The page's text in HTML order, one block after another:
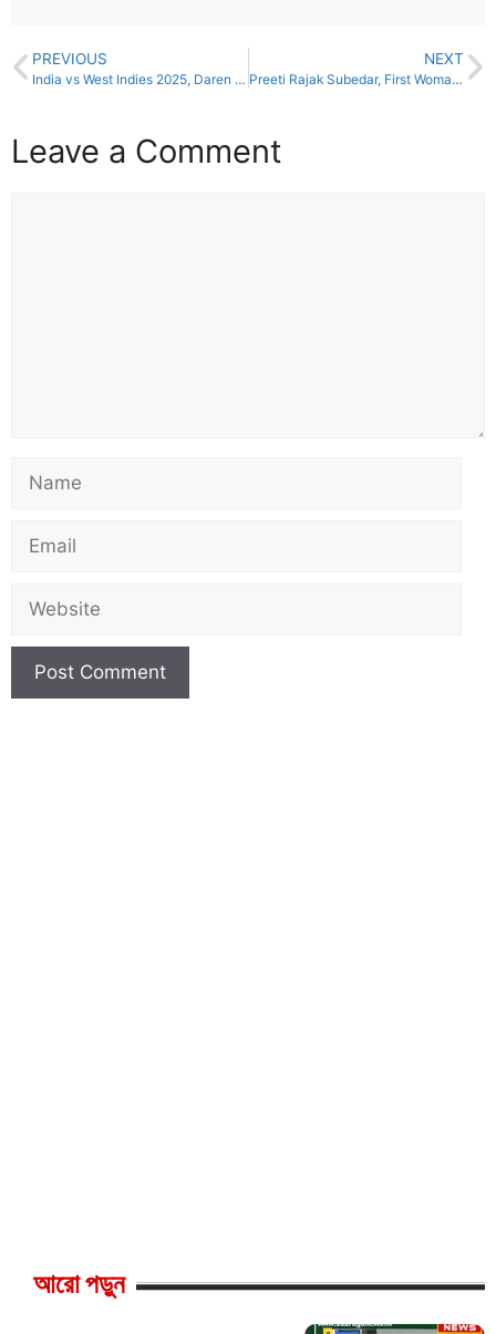
PREVIOUS
India vs West Indies 2025, Daren Sammy 20 wickets | ‘ভারতকে হারাতে আমাদের পেসাররা ২০ উইকেট নিতে পারবে’ : ড্যারেন
NEXT
Preeti Rajak Subedar, First Woman Subedar Indian Army | প্রীতি রজক: ভারতীয় সেনায় প্রথম মহিলা সুবেদার, ইটার্সি থেকে এশিয়ার মঞ্চে লড়াকু যাত্রা
Leave a Comment
আরো পড়ুন